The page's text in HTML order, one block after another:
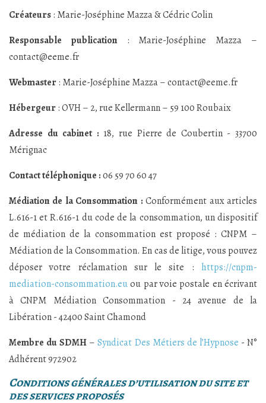
Créateurs: Marie-Joséphine Mazza & Cédric Colin
Responsable publication: Marie-Joséphine Mazza –
contact@eeme.fr
Webmaster: Marie-Joséphine Mazza – contact@eeme.fr
Hébergeur: OVH – 2, rue Kellermann – 59 100 Roubaix
Adresse du cabinet : 18, rue Pierre de Coubertin - 33700
Mérignac
Contact téléphonique :06 59 70 60 47
Médiation de la Consommation : Conformément aux articles
L.616-1 et R.616-1 du code de la consommation, un dispositif
de médiation de la consommation est proposé : CNPM –
Médiation de la Consommation. En cas de litige, vous pouvez
déposer votre réclamation sur le site : https://cnpm-
mediation-consommation.euou par voie postale en écrivant
à CNPM Médiation Consommation - 24 avenue de la
Libération - 42400 Saint Chamond
Membre du SDMH –Syndicat Des Métiers de l’Hypnose - N°
Adhérent 972902
Conditions générales d’utilisation du site et
des services proposés